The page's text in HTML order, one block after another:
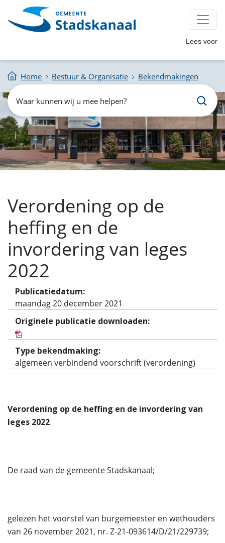
Lees voor
Home Bestuur & Organisatie Bekendmakingen
Zoeken
Waar
kunnen
wij
u
mee
helpen?
Verordening op de
heffing en de
invordering van leges
2022
Publicatiedatum:
maandag 20 december 2021
Originele publicatie downloaden:
Type bekendmaking:
algemeen verbindend voorschrift (verordening)
Verordening op de heffing en de invordering van
leges 2022
De raad van de gemeente Stadskanaal;
gelezen het voorstel van burgemeester en wethouders
van 26 november 2021, nr. Z-21-093614/D/21/229739;